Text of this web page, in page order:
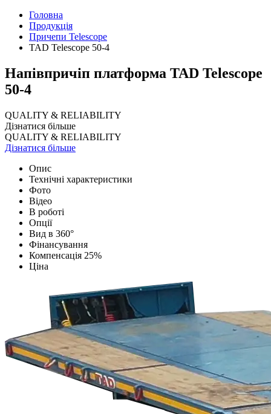
Головна
Продукція
Причепи Telescope
TAD Telescope 50-4
Напівпричіп платформа TAD Telescope
50-4
QUALITY & RELIABILITY
Дізнатися більше
QUALITY & RELIABILITY
Дізнатися більше
Опис
Технічні характеристики
Фото
Відео
В роботі
Опції
Вид в 360°
Фінансування
Компенсація 25%
Ціна